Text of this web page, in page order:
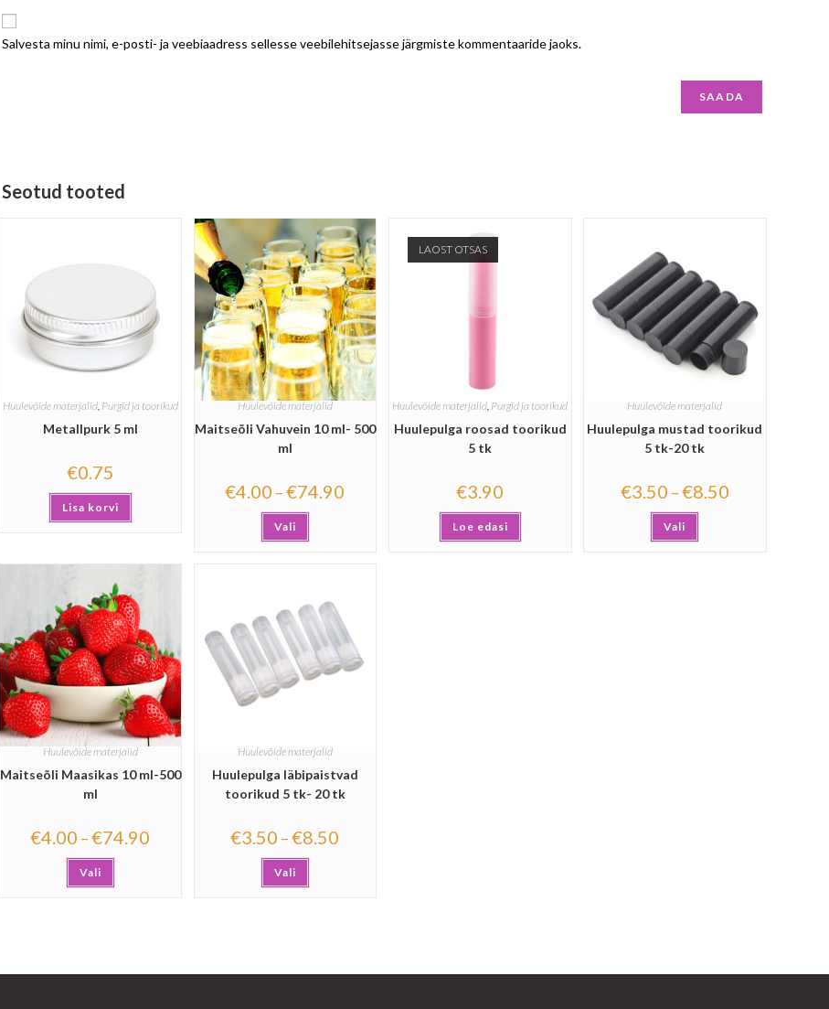
Salvesta minu nimi, e-posti- ja veebiaadress sellesse veebilehitsejasse järgmiste kommentaaride jaoks.
Seotud tooted
Huulevõide materjalid, Purgid ja toorikud
Metallpurk 5 ml
€0.75
Lisa korvi
Huulevõide materjalid
Maitseõli Vahuvein 10 ml- 500
ml
€4.00 –€74.90
Vali
LAOST OTSAS
Huulevõide materjalid Purgid ja toorikud
Huulepulga roosad toorikud
5 tk
€3.90
Loe edasi
Huulevõide materjalid
Huulepulga mustad toorikud
5 tk-20 tk
€3.50 –€8.50
Vali
Huulevõide materjalid
Maitseõli Maasikas 10 ml-500
ml
€4.00 –€74.90
Vali
Huulevõide materjalid
Huulepulga läbipaistvad
toorikud 5 tk- 20 tk
€3.50 –€8.50
Vali